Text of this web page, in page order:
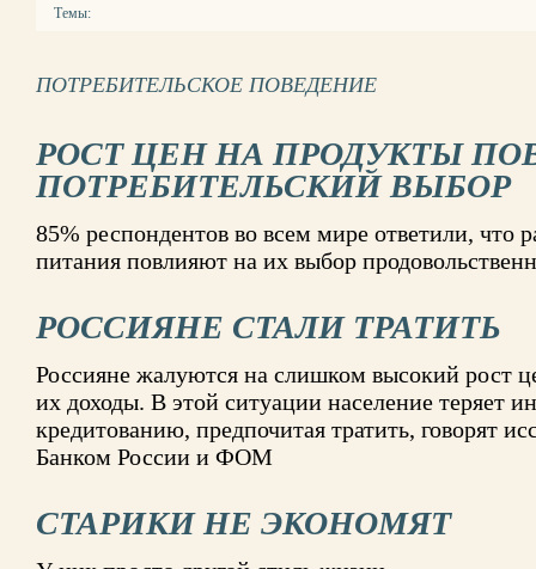
Темы:
ПОТРЕБИТЕЛЬСКОЕ ПОВЕДЕНИЕ
РОСТ ЦЕН НА ПРОДУКТЫ
ПОТРЕБИТЕЛЬСКИЙ ВЫБОР
85% респондентов во всем мире ответили, что
питания повлияют на их выбор
РОССИЯНЕ СТАЛИ ТРАТИТЬ
Россияне жалуются на слишком высокий рост
их доходы. В этой ситуации население теряет
кредитованию, предпочитая тратить, говорят
Банком России и ФОМ
СТАРИКИ НЕ ЭКОНОМЯТ